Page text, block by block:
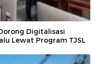
Digitalisasi
Lewat Program TJSL